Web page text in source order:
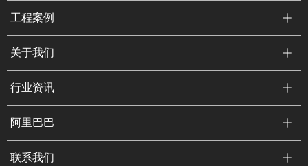
工程案例
关于我们
行业资讯
阿里巴巴
联系我们